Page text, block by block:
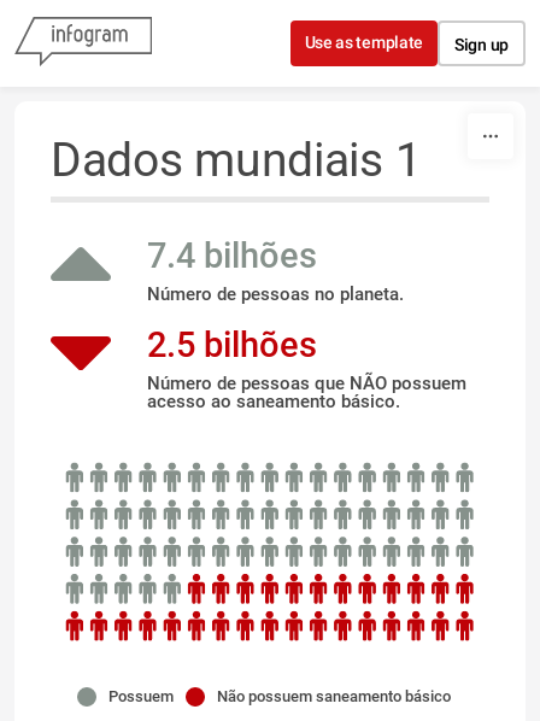
Skip to content
Use as template Sign up
Dados mundiais 1
7.4 bilhões
Número de pessoas no planeta.
2.5 bilhões
Número de pessoas que NÃO possuem
acesso ao saneamento básico.
Possuem Não possuem saneamento básico